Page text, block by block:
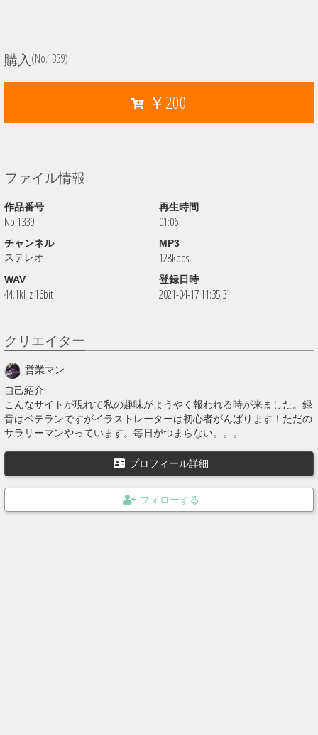
購入 (No.1339)
￥200
ファイル情報
作品番号
No.1339
再生時間
01:06
チャンネル
ステレオ
MP3
128kbps
WAV
44.1kHz 16bit
登録日時
2021-04-17 11:35:31
クリエイター
営業マン
自己紹介
こんなサイトが現れて私の趣味がようやく報われる時が来ました。録
音はベテランですがイラストレーターは初心者がんばります！ただの
サラリーマンやっています。毎日がつまらない。。。
プロフィール詳細